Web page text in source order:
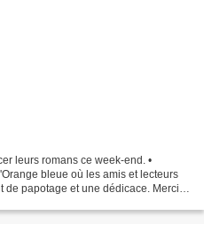
leurs romans ce week-end. •
bleue où les amis et lecteurs
de papotage et une dédicace. Merci à